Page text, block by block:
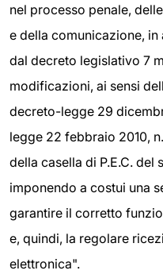
nel processo penale,
e della comunicazione,
dal decreto legislativo 7
modificazioni, ai sensi
decreto-legge 29
legge 22 febbraio 2010,
della casella di P.E.C.
imponendo a costui una
garantire il corretto
e, quindi, la regolare
elettronica".